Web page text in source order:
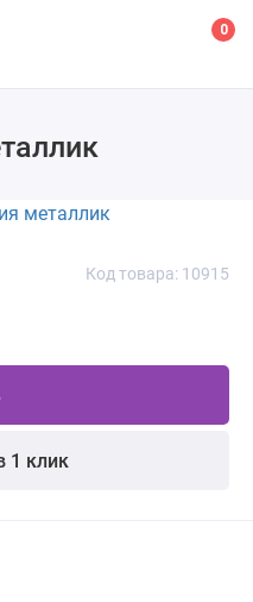
0
Код товара: 10915
1 клик